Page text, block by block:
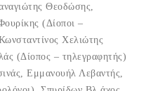
Θεοδώσης,
(Δίοποι –
Χελιώτης
(Δίοπος – τηλεγραφητής)
Εμμανουήλ Λεβαντής,